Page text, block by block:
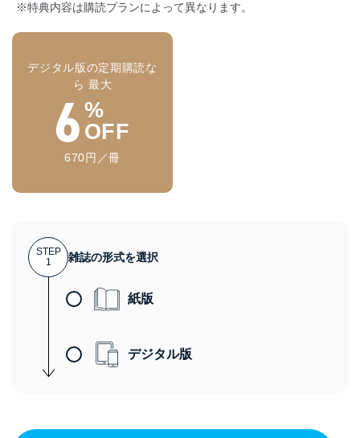
※特典内容は購読プランによって異なります。
デジタル版の定期購読な
ら 最大
6 %
OFF
670円／冊
STEP
1
雑誌の形式を選択
紙版
デジタル版